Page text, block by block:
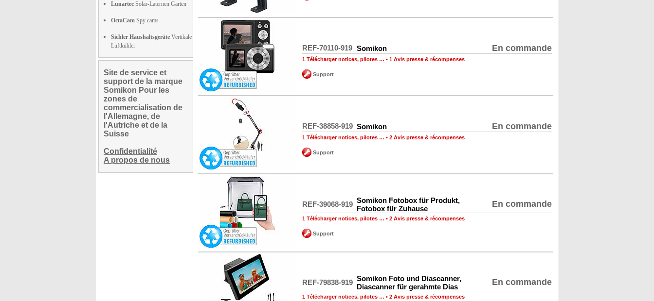
Lunartec Solar-Laternen Garten
OctaCam Spy cams
Sichler Haushaltsgeräte Vertikale
Luftkühler
Site de service et
support de la marque
Somikon Pour les
zones de
commercialisation de
l'Allemagne, de
l'Autriche et de la
Suisse
Confidentialité
A propos de nous
REF-70110-919 Somikon En commande
1 Télécharger notices, pilotes … • 1 Avis presse & récompenses
Support
REF-38858-919 Somikon En commande
1 Télécharger notices, pilotes … • 2 Avis presse & récompenses
Support
REF-39068-919 Somikon Fotobox für Produkt,
Fotobox für Zuhause
En commande
1 Télécharger notices, pilotes … • 2 Avis presse & récompenses
Support
REF-79838-919 Somikon Foto und Diascanner,
Diascanner für gerahmte Dias
En commande
1 Télécharger notices, pilotes … • 2 Avis presse & récompenses